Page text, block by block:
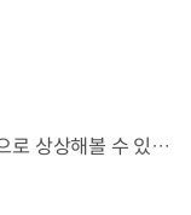
하늘을 넘어 우주까지 이어지는 이동.우리는 미래 모빌리티를 어떤 모습으로 상상해볼 수 있을까요? 현대진행형 팟캐스트 EP.20에서 확인하세요.📻 #현대자동차그룹 #현대진행형 #모빌리티팟캐스트 #하늘길 #스카이모빌리티 #우주 #우주항공 #자율주행 #모빌리티